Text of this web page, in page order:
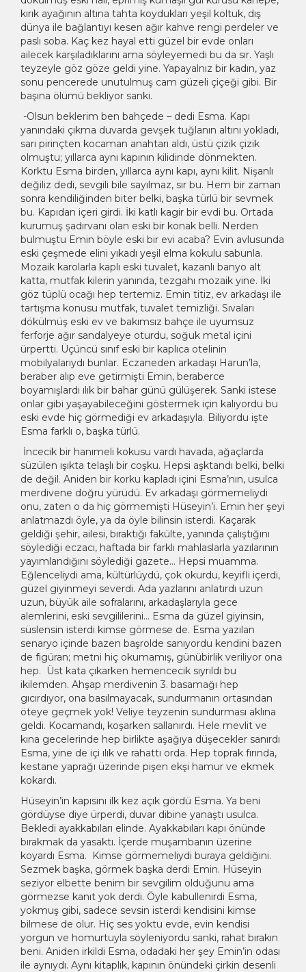
kırık ayağının altına tahta koydukları yeşil koltuk, dış
dünya ile bağlantıyı kesen ağır kahve rengi perdeler ve
paslı soba. Kaç kez hayal etti güzel bir evde onları
ailecek karşıladıklarını ama söyleyemedi bu da sır. Yaşlı
teyzeyle göz göze geldi yine. Yapayalnız bir kadın, yaz
sonu pencerede unutulmuş cam güzeli çiçeği gibi. Bir
başına ölümü bekliyor sanki.
-Olsun beklerim ben bahçede – dedi Esma. Kapı
yanındaki çıkma duvarda gevşek tuğlanın altını yokladı,
sarı pirinçten kocaman anahtarı aldı, üstü çizik çizik
olmuştu; yıllarca aynı kapının kilidinde dönmekten.
Korktu Esma birden, yıllarca aynı kapı, aynı kilit. Nişanlı
değiliz dedi, sevgili bile sayılmaz, sır bu. Hem bir zaman
sonra kendiliğinden biter belki, başka türlü bir sevmek
bu. Kapıdan içeri girdi. İki katlı kagir bir evdi bu. Ortada
kurumuş şadırvanı olan eski bir konak belli. Nerden
bulmuştu Emin böyle eski bir evi acaba? Evin avlusunda
eski çeşmede elini yıkadı yeşil elma kokulu sabunla.
Mozaik karolarla kaplı eski tuvalet, kazanlı banyo alt
katta, mutfak kilerin yanında, tezgahı mozaik yine. İki
göz tüplü ocağı hep tertemiz. Emin titiz, ev arkadaşı ile
tartışma konusu mutfak, tuvalet temizliği. Sıvaları
dökülmüş eski ev ve bakımsız bahçe ile uyumsuz
ferforje ağır sandalyeye oturdu, soğuk metal içini
ürpertti. Üçüncü sınıf eski bir kaplıca otelinin
mobilyalarıydı bunlar. Eczaneden arkadaşı Harun’la,
beraber alıp eve getirmişti Emin, beraberce
boyamışlardı ılık bir bahar günü gülüşerek. Sanki istese
onlar gibi yaşayabileceğini göstermek için kalıyordu bu
eski evde hiç görmediği ev arkadaşıyla. Biliyordu işte
Esma farklı o, başka türlü.
İncecik bir hanımeli kokusu vardı havada, ağaçlarda
süzülen ışıkta telaşlı bir coşku. Hepsi aşktandı belki, belki
de değil. Aniden bir korku kapladı içini Esma’nın, usulca
merdivene doğru yürüdü. Ev arkadaşı görmemeliydi
onu, zaten o da hiç görmemişti Hüseyin’i. Emin her şeyi
anlatmazdı öyle, ya da öyle bilinsin isterdi. Kaçarak
geldiği şehir, ailesi, bıraktığı fakülte, yanında çalıştığını
söylediği eczacı, haftada bir farklı mahlaslarla yazılarının
yayımlandığını söylediği gazete… Hepsi muamma.
Eğlenceliydi ama, kültürlüydü, çok okurdu, keyifli içerdi,
güzel giyinmeyi severdi. Ada yazlarını anlatırdı uzun
uzun, büyük aile sofralarını, arkadaşlarıyla gece
alemlerini, eski sevgililerini… Esma da güzel giyinsin,
süslensin isterdi kimse görmese de. Esma yazılan
senaryo içinde bazen başrolde sanıyordu kendini bazen
de figüran; metni hiç okumamış, günübirlik veriliyor ona
hep. Üst kata çıkarken hemencecik sıyrıldı bu
ikilemden. Ahşap merdivenin 3. basamağı hep
gıcırdıyor, ona basılmayacak, sundurmanın ortasından
öteye geçmek yok! Veliye teyzenin sundurması aklına
geldi. Kocamandı, koşarken sallanırdı. Hele mevlit ve
kına gecelerinde hep birlikte aşağıya düşecekler sanırdı
Esma, yine de içi ılık ve rahattı orda. Hep toprak fırında,
kestane yaprağı üzerinde pişen ekşi hamur ve ekmek
kokardı.
Hüseyin’in kapısını ilk kez açık gördü Esma. Ya beni
gördüyse diye ürperdi, duvar dibine yanaştı usulca.
Bekledi ayakkabıları elinde. Ayakkabıları kapı önünde
bırakmak da yasaktı. İçerde muşambanın üzerine
koyardı Esma. Kimse görmemeliydi buraya geldiğini.
Sezmek başka, görmek başka derdi Emin. Hüseyin
seziyor elbette benim bir sevgilim olduğunu ama
görmezse kanıt yok derdi. Öyle kabullenirdi Esma,
yokmuş gibi, sadece sevsin isterdi kendisini kimse
bilmese de olur. Hiç ses yoktu evde, evin kendisi
yorgun ve homurtuyla söyleniyordu sanki, rahat bırakın
beni. Aniden irkildi Esma, odadaki her şey Emin’in odası
ile aynıydı. Aynı kitaplık, kapının önündeki çirkin desenli